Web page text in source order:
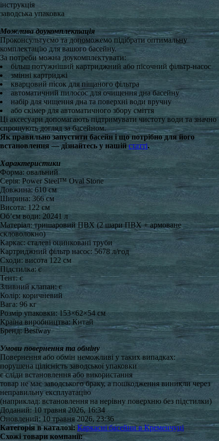
інструкція
заводська упаковка
Можлива доукомплектація
Проконсультуємо та допоможемо підібрати оптимальну
комплектацію для вашого басейну.
За потреби можна доукомплектувати:
більш потужніший картриджний або пісочний фільтр-насос
змінні картриджі
кварцовий пісок для піщаного фільтра
автоматичний пилосос для очищення дна басейну
набір для чищення дна та поверхні води вручну
або скімер для автоматичного збору сміття
Ці аксесуари допомагають підтримувати чистоту води та значно
спрощують догляд за басейном.
Як правильно запустити басейн і що потрібно для його
встановлення — дізнайтесь у нашійстатті.
Характеристики
Форма: овальний
Серія: Power Steel™ Oval Stone
Довжина: 610 см
Ширина: 366 см
Висота: 122 см
Об’єм води: 20241 л
Матеріал: тришаровий ПВХ (2 шари ПВХ + армоване
скловолокно)
Каркас: сталеві оцинковані труби
Картриджний фільтр насос: 5678 л/год
Сходи: висота 122 см
Підстилка: є
Тент: є
Зливний клапан: є
Колір: коричневий
Вага: 96 кг
Розмір упаковки: 153×62×54 см
Країна виробництва: Китай
Бренд: Bestway
Умови повернення та обміну
Повернення або обмін неможливі у таких випадках:
порушена цілісність заводської упаковки
є сліди встановлення або використання
товар не має заводського браку, а пошкодження виникли через
неправильну експлуатацію
(наприклад: встановлення на нерівну поверхню без підстилки)
Доданий: 10 травня 2026, 16:34
Оновлений: 10 травня 2026, 23:36
Категорія в каталозі: Каркасні басейни в Кременчуці
Схожі товари компанії: